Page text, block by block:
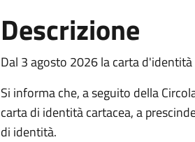
Descrizione
Dal 3 agosto 2026 la carta
Si informa che, a seguito della
carta di identità cartacea, a
di identità.